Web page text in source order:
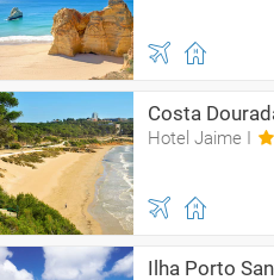
Costa
Hotel Jaime I
Ilha Porto